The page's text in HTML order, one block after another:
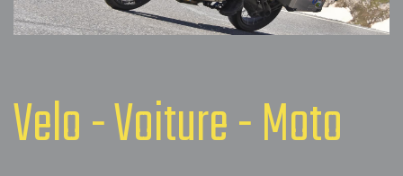
Velo - Voiture - Moto